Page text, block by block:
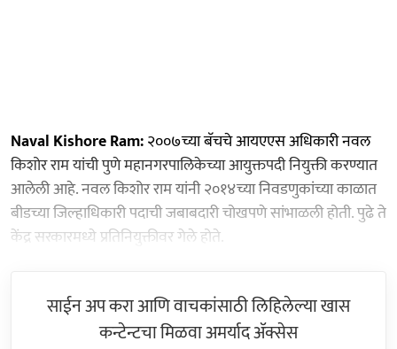
Naval Kishore Ram:२००७च्या बॅचचे आयएएस अधिकारी नवल
किशोर राम यांची पुणे महानगरपालिकेच्या आयुक्तपदी नियुक्ती करण्यात
आलेली आहे. नवल किशोर राम यांनी २०१४च्या निवडणुकांच्या काळात
बीडच्या जिल्हाधिकारी पदाची जबाबदारी चोखपणे सांभाळली होती. पुढे ते
केंद्र सरकारमध्ये प्रतिनियुक्तीवर गेले होते.
साईन अप करा आणि वाचकांसाठी लिहिलेल्या खास
कन्टेन्टचा मिळवा अमर्याद ॲक्सेस